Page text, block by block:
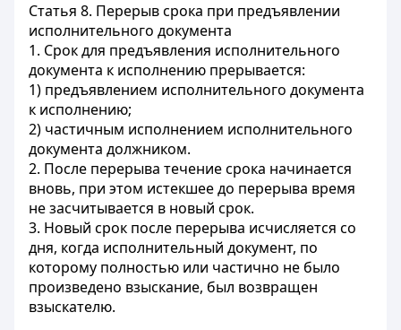
Статья 8. Перерыв срока при предъявлении
исполнительного документа
1. Срок для предъявления исполнительного
документа к исполнению прерывается:
1) предъявлением исполнительного документа
к исполнению;
2) частичным исполнением исполнительного
документа должником.
2. После перерыва течение срока начинается
вновь, при этом истекшее до перерыва время
не засчитывается в новый срок.
3. Новый срок после перерыва исчисляется со
дня, когда исполнительный документ, по
которому полностью или частично не было
произведено взыскание, был возвращен
взыскателю.